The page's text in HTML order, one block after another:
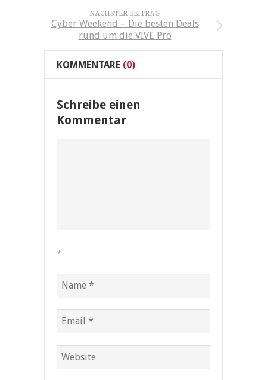
NÄCHSTER BEITRAG
Cyber Weekend – Die besten Deals
rund um die VIVE Pro
KOMMENTARE (0)
Schreibe einen
Kommentar
* =